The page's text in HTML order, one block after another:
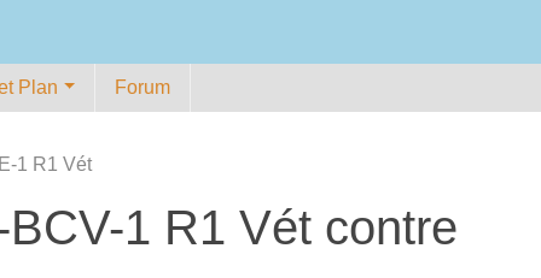
Plan Forum
1 R1 Vét
1 R1 Vét contre